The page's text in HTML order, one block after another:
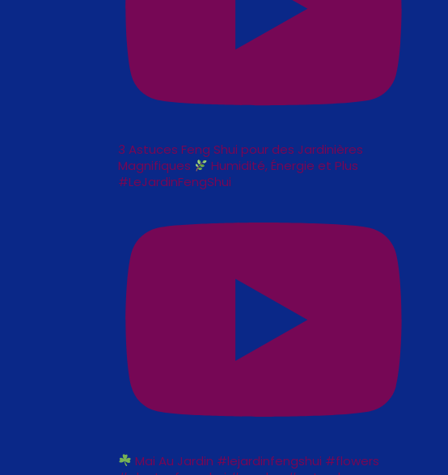
3 Astuces Feng Shui pour des Jardinières
Magnifiques
Humidité, Énergie et Plus
#LeJardinFengShui
Mai Au Jardin #lejardinfengshui #flowers